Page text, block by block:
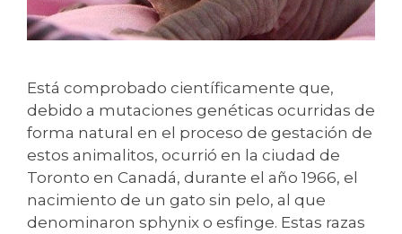
Está comprobado científicamente que,
debido a mutaciones genéticas ocurridas de
forma natural en el proceso de gestación de
estos animalitos, ocurrió en la ciudad de
Toronto en Canadá, durante el año 1966, el
nacimiento de un gato sin pelo, al que
denominaron sphynix o esfinge. Estas razas